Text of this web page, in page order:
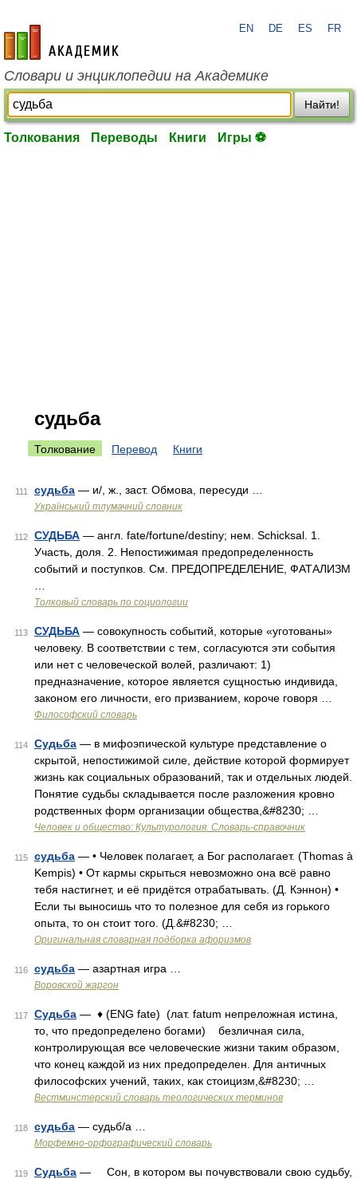
academic.ru
EN DE ES FR
Словари и энциклопедии на Академике
Найти!
Толкования Переводы Книги Игры ⚽
судьба
Толкование Перевод Книги
111 судьба — и/, ж., заст. Обмова, пересуди …
Український тлумачний словник
112 СУДЬБА — англ. fate/fortune/destiny; нем. Schicksal. 1.
Участь, доля. 2. Непостижимая предопределенность
событий и поступков. См. ПРЕДОПРЕДЕЛЕНИЕ, ФАТАЛИЗМ
Толковый словарь по социологии
113 СУДЬБА — совокупность событий, которые «уготованы»
человеку. В соответствии с тем, согласуются эти события
или нет с человеческой волей, различают: 1)
предназначение, которое является сущностью индивида,
законом его личности, его призванием, короче говоря …
Философский словарь
114 Судьба — в мифоэпической культуре представление о
скрытой, непостижимой силе, действие которой формирует
жизнь как социальных образований, так и отдельных людей.
Понятие судьбы складывается после разложения кровно
родственных форм организации общества,&#8230; …
Человек и общество: Культурология. Словарь-справочник
115 судьба — • Человек полагает, а Бог располагает. (Thomas à
Kempis) • От кармы скрыться невозможно она всё равно
тебя настигнет, и её придётся отрабатывать. (Д. Кэннон) •
Если ты выносишь что то полезное для себя из горького
опыта, то он стоит того. (Д.&#8230; …
Оригинальная словарная подборка афоризмов
116 судьба — азартная игра …
Воровской жаргон
117 Судьба — ♦ (ENG fate) (лат. fatum непреложная истина,
то, что предопределено богами) безличная сила,
контролирующая все человеческие жизни таким образом,
что конец каждой из них предопределен. Для античных
философских учений, таких, как стоицизм,&#8230; …
Вестминстерский словарь теологических терминов
118 судьба — судьб/а …
Морфемно-орфографический словарь
119 Судьба — Сон, в котором вы почувствовали свою судьбу,